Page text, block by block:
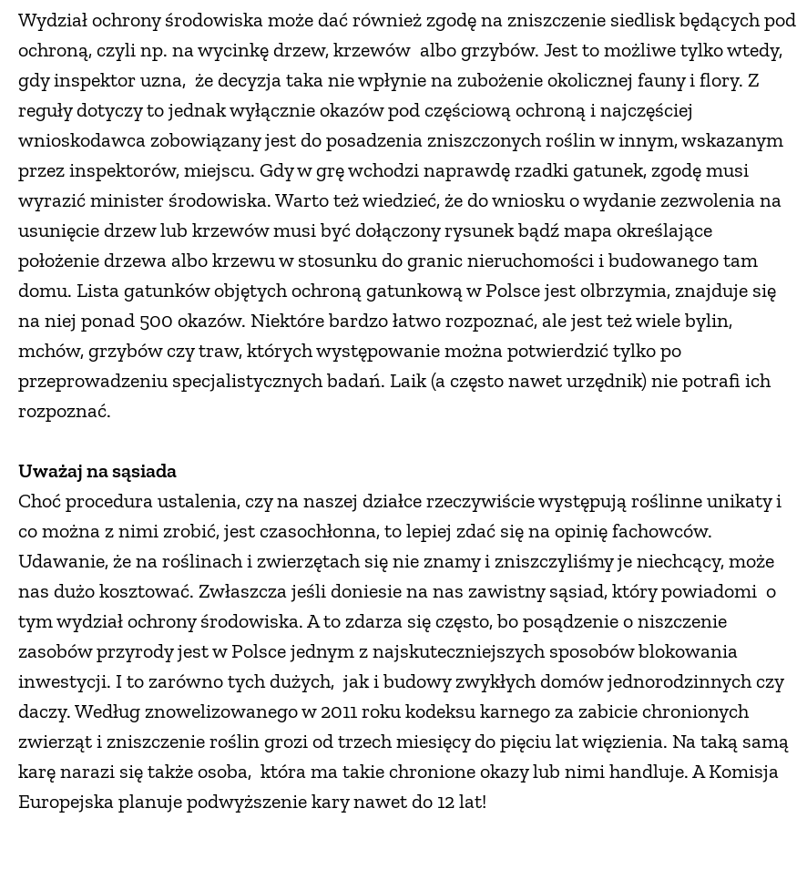
Wydział ochrony środowiska może dać również zgodę na zniszczenie siedlisk będących pod
ochroną, czyli np. na wycinkę drzew, krzewów albo grzybów. Jest to możliwe tylko wtedy,
gdy inspektor uzna, że decyzja taka nie wpłynie na zubożenie okolicznej fauny i flory. Z
reguły dotyczy to jednak wyłącznie okazów pod częściową ochroną i najczęściej
wnioskodawca zobowiązany jest do posadzenia zniszczonych roślin w innym, wskazanym
przez inspektorów, miejscu. Gdy w grę wchodzi naprawdę rzadki gatunek, zgodę musi
wyrazić minister środowiska. Warto też wiedzieć, że do wniosku o wydanie zezwolenia na
usunięcie drzew lub krzewów musi być dołączony rysunek bądź mapa określające
położenie drzewa albo krzewu w stosunku do granic nieruchomości i budowanego tam
domu. Lista gatunków objętych ochroną gatunkową w Polsce jest olbrzymia, znajduje się
na niej ponad 500 okazów. Niektóre bardzo łatwo rozpoznać, ale jest też wiele bylin,
mchów, grzybów czy traw, których występowanie można potwierdzić tylko po
przeprowadzeniu specjalistycznych badań. Laik (a często nawet urzędnik) nie potrafi ich
rozpoznać.
Uważaj na sąsiada
Choć procedura ustalenia, czy na naszej działce rzeczywiście występują roślinne unikaty i
co można z nimi zrobić, jest czasochłonna, to lepiej zdać się na opinię fachowców.
Udawanie, że na roślinach i zwierzętach się nie znamy i zniszczyliśmy je niechcący, może
nas dużo kosztować. Zwłaszcza jeśli doniesie na nas zawistny sąsiad, który powiadomi o
tym wydział ochrony środowiska. A to zdarza się często, bo posądzenie o niszczenie
zasobów przyrody jest w Polsce jednym z najskuteczniejszych sposobów blokowania
inwestycji. I to zarówno tych dużych, jak i budowy zwykłych domów jednorodzinnych czy
daczy. Według znowelizowanego w 2011 roku kodeksu karnego za zabicie chronionych
zwierząt i zniszczenie roślin grozi od trzech miesięcy do pięciu lat więzienia. Na taką samą
karę narazi się także osoba, która ma takie chronione okazy lub nimi handluje. A Komisja
Europejska planuje podwyższenie kary nawet do 12 lat!